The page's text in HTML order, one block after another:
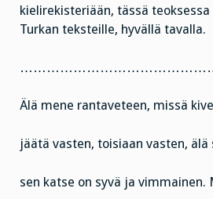
kielirekisteriään, tässä teoksessa
Turkan teksteille, hyvällä tavalla.
Älä mene rantaveteen, missä
jäätä vasten, toisiaan vasten, älä
sen katse on syvä ja vimmainen.